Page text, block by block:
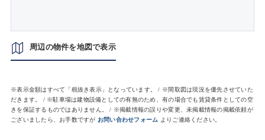
周辺の物件を地図で表示
※表示金額はすべて「税抜き表示」となっています。 / ※間取図は現況を優先させていた
だきます。 / ※駐車場は建物設備としての有無のため、有の場合でも賃貸条件としての空
きを保証するものではありません。 / ※掲載情報の誤りや変更、未掲載情報の掲載依頼が
ございましたら、お手数ですが お問い合わせフォーム よりご連絡ください。